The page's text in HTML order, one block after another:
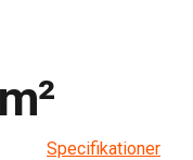
Specifikationer